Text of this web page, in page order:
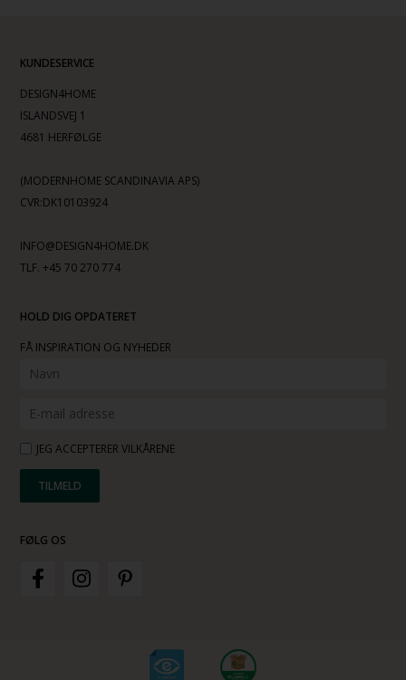
KUNDESERVICE
DESIGN4HOME
ISLANDSVEJ 1
4681 HERFØLGE
(MODERNHOME SCANDINAVIA APS)
CVR:DK10103924
INFO@DESIGN4HOME.DK
TLF. +45 70 270 774
HOLD DIG OPDATERET
FÅ INSPIRATION OG NYHEDER
JEG ACCEPTERER VILKÅRENE
FØLG OS